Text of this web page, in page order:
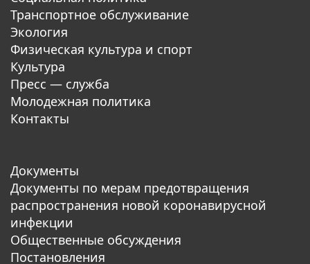
Транспортное обслуживание
Экология
Физическая культура и спорт
Культура
Пресс — служба
Молодежная политика
Контакты
Документы
Документы по мерам предотвращения
распространения новой коронавирусной
инфекции
Общественные обсуждения
Постановления